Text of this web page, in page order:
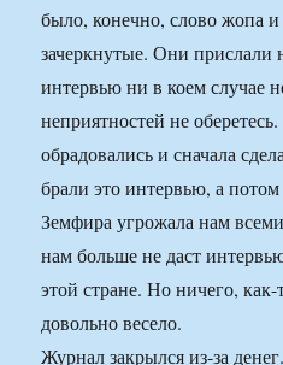
было, конечно, слово жопа
зачеркнутые. Они прислали
интервью ни в коем случае
неприятностей не
обрадовались и сначала
брали это интервью, а
Земфира угрожала нам
нам больше не даст
этой стране. Но ничего,
довольно весело.
Журнал закрылся из-за